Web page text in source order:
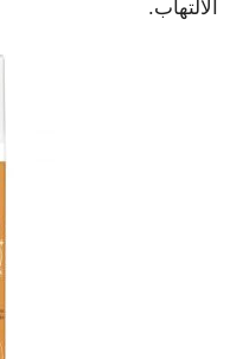
الالتهاب.